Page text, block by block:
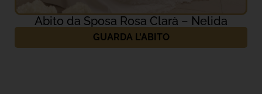
Abito da Sposa Rosa Clarà – Nelida
GUARDA L'ABITO